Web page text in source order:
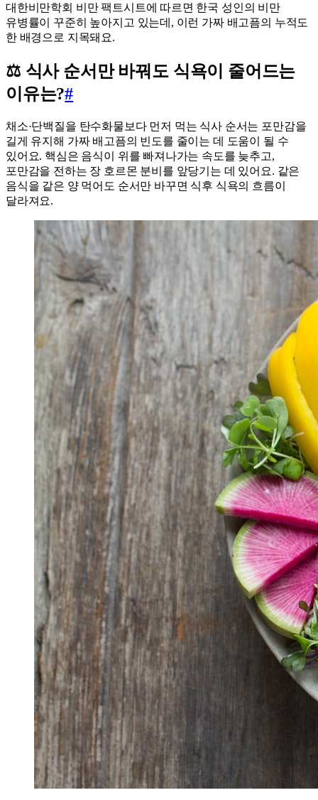
대한비만학회 비만 팩트시트에 따르면 한국 성인의 비만
유병률이 꾸준히 높아지고 있는데, 이런 가짜 배고픔의 누적도
한 배경으로 지목돼요.
⚖️ 식사 순서만 바꿔도 식욕이 줄어드는
이유는?#
채소·단백질을 탄수화물보다 먼저 먹는 식사 순서는 포만감을
길게 유지해 가짜 배고픔의 빈도를 줄이는 데 도움이 될 수
있어요. 핵심은 음식이 위를 빠져나가는 속도를 늦추고,
포만감을 전하는 장 호르몬 분비를 앞당기는 데 있어요. 같은
음식을 같은 양 먹어도 순서만 바꾸면 식후 식욕의 흐름이
달라져요.